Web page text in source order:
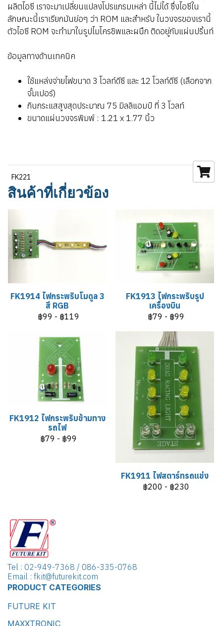
ผลิตไอซี เราจะมาเปลี่ยนแปลงโปรแกรมเหล่า นี้ไม่ได้ ซึ่งไอซีใน
ลักษณะนี้เราเรียกมันย่อๆ ว่า ROM และสำหรับ ในวงจรของเรานี้
ตัวไอซี ROM จะทำมาในรูปไมโครชิพและผนึก ติดอยู่กับแผ่นปริ้นท์
ข้อมูลทางด้านเทคนิค
ใช้แหล่งจ่ายไฟขนาด 3 โวลท์ดีซี และ 12 โวลท์ดีซี (เลือกจาก
จั๊มเปอร์)
กินกระแสสูงสุดประมาณ 75 มิลลิแอมป์ ที่ 3 โวลท์
ขนาดแผ่นวงจรพิมพ์ : 1.21 x 1.77 นิ้ว
FK221
สินค้าที่เกี่ยวข้อง
FK1914 ไฟกระพริบโมดูล 3
สี RGB
฿99 - ฿119
FK1913 ไฟกระพริบรูป
เครื่องบิน
฿79 - ฿99
FK1912 ไฟกระพริบข้ามทาง
รถไฟ
฿79 - ฿99
FK1911 ไฟสตาร์ทรถแข่ง
฿200 - ฿230
Tel : 02-949-7368 / 086-335-0768
Email : fkit@futurekit.com
PRODUCT CATEGORIES
FUTURE KIT
MAXXTRONIC